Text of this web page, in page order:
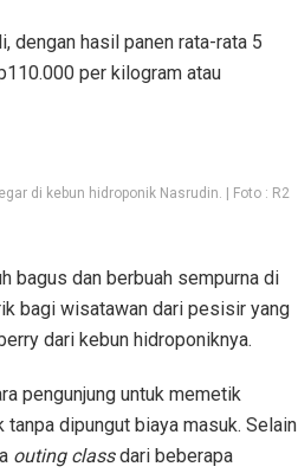
dengan hasil panen rata-rata 5
per kilogram atau
di kebun hidroponik Nasrudin. | Foto : R2
bagus dan berbuah sempurna di
bagi wisatawan dari pesisir yang
dari kebun hidroponiknya.
pengunjung untuk memetik
dipungut biaya masuk. Selain
outing classdari beberapa